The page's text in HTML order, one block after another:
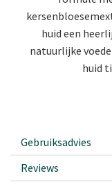
huid een
natuurlijke
huid
Gebruiksadvies
Reviews